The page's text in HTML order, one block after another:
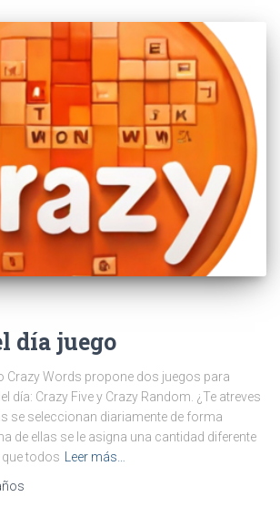
día juego
Crazy Words propone dos juegos para
día: Crazy Five y Crazy Random. ¿Te atreves
se seleccionan diariamente de forma
de ellas se le asigna una cantidad diferente
todos
Leer más…